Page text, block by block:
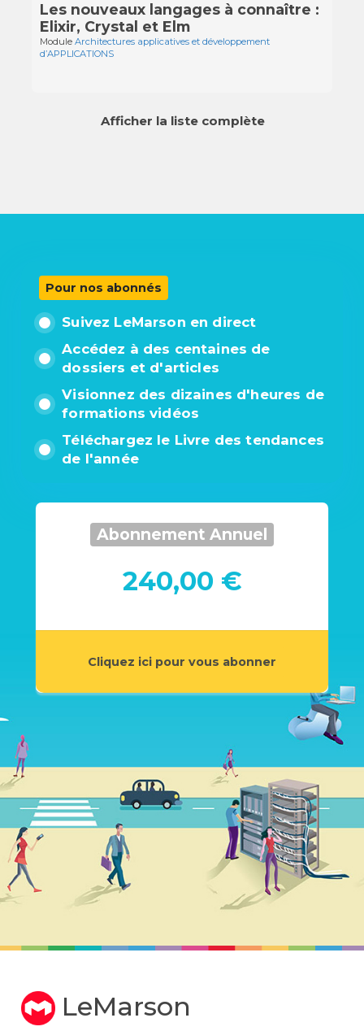
Les nouveaux langages à connaître :
Elixir, Crystal et Elm
ModuleArchitectures applicatives et développement
d’APPLICATIONS
Afficher la liste complète
Pour nos abonnés
Suivez LeMarson en direct
Accédez à des centaines de
dossiers et d'articles
Visionnez des dizaines d'heures de
formations vidéos
Téléchargez le Livre des tendances
de l'année
Abonnement Annuel
240,00 €
Cliquez ici pour vous abonner
LeMarson